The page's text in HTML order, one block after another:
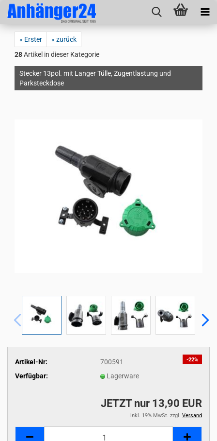
« Erster
« zurück
28Artikel in dieser Kategorie
Stecker 13pol. mit Langer Tülle, Zugentlastung und
Parksteckdose
-22%
Artikel-Nr:
700591
Verfügbar:
Lagerware
JETZT nur 13,90 EUR
inkl. 19% MwSt. zzgl. Versand